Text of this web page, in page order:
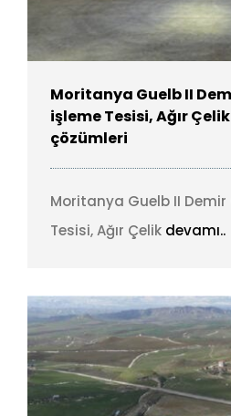
Moritanya Guelb II
işleme Tesisi, Ağır
çözümleri
Moritanya Guelb II Demir
Tesisi, Ağır Çelik devamı..